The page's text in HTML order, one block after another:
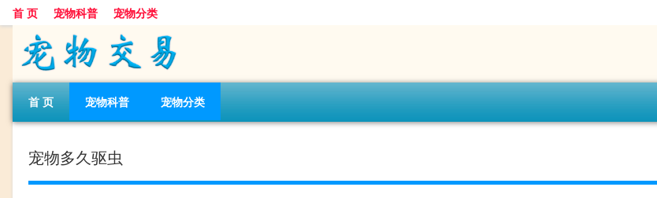
首 页 宠物科普 宠物分类
首 页 宠物科普 宠物分类
宠物多久驱虫